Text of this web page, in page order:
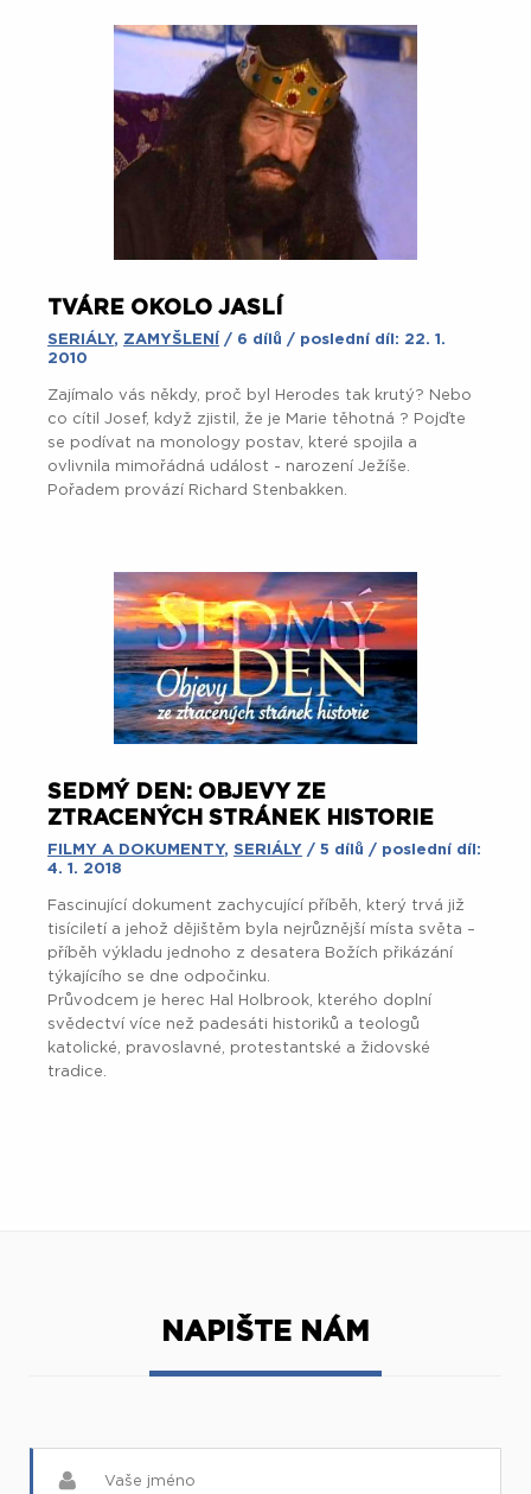
TVÁRE OKOLO JASLÍ
SERIÁLY, ZAMYŠLENÍ
/ 6 dílů / poslední díl: 22. 1.
2010
Zajímalo vás někdy, proč byl Herodes tak krutý? Nebo
co cítil Josef, když zjistil, že je Marie těhotná ? Pojďte
se podívat na monology postav, které spojila a
ovlivnila mimořádná událost - narození Ježíše.
Pořadem provází Richard Stenbakken.
SEDMÝ DEN: OBJEVY ZE
ZTRACENÝCH STRÁNEK HISTORIE
FILMY A DOKUMENTY, SERIÁLY / 5 dílů / poslední díl:
4. 1. 2018
Fascinující dokument zachycující příběh, který trvá již
tisíciletí a jehož dějištěm byla nejrůznější místa světa –
příběh výkladu jednoho z desatera Božích přikázání
týkajícího se dne odpočinku.
Průvodcem je herec Hal Holbrook, kterého doplní
svědectví více než padesáti historiků a teologů
katolické, pravoslavné, protestantské a židovské
tradice.
NAPIŠTE NÁM